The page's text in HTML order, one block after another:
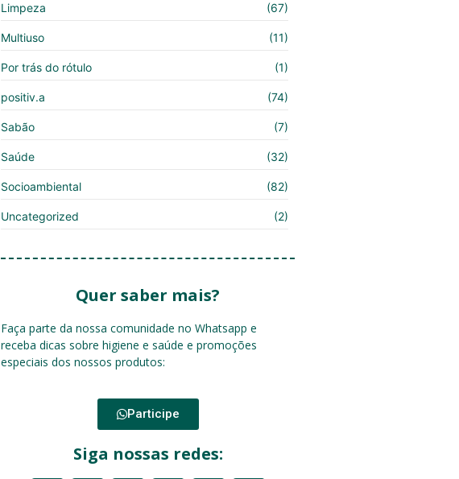
Limpeza (67)
Multiuso (11)
Por trás do rótulo (1)
positiv.a (74)
Sabão (7)
Saúde (32)
Socioambiental (82)
Uncategorized (2)
Quer saber mais?
Faça parte da nossa comunidade no Whatsapp e
receba dicas sobre higiene e saúde e promoções
especiais dos nossos produtos:
Participe
Siga nossas redes: